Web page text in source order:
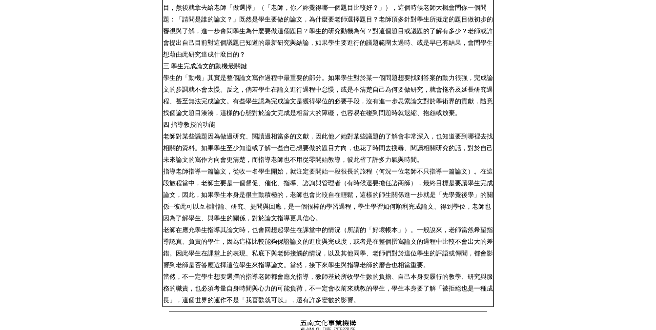
目，然後就拿去給老師「做選擇」（「老師，你／妳覺得哪一個題目比較好？」），這個時候老師大概會問你一個問
題：「請問是誰的論文？」既然是學生要做的論文，為什麼要老師選擇題目？老師頂多針對學生所擬定的題目做初步的
審視與了解，進一步會問學生為什麼要做這個題目？學生的研究動機為何？對這個題目或議題的了解有多少？老師或許
會提出自己目前對這個議題已知道的最新研究與結論，如果學生要進行的議題範圍太過時、或是早已有結果，會問學生
想藉由此研究達成什麼目的？
三 學生完成論文的動機最關鍵
學生的「動機」其實是整個論文寫作過程中最重要的部分。如果學生對於某一個問題想要找到答案的動力很強，完成論
文的步調就不會太慢。反之，倘若學生在論文進行過程中怠慢，或是不清楚自己為何要做研究，就會拖沓及延長研究過
程、甚至無法完成論文。有些學生認為完成論文是獲得學位的必要手段，沒有進一步思索論文對於學術界的貢獻，隨意
找個論文題目湊湊，這樣的心態對於論文完成是相當大的障礙，也容易在碰到問題時就退縮、抱怨或放棄。
四 指導教授的功能
老師對某些議題因為做過研究、閱讀過相當多的文獻，因此他／她對某些議題的了解會非常深入，也知道要到哪裡去找
相關的資料。如果學生至少知道或了解一些自己想要做的題目方向，也花了時間去搜尋、閱讀相關研究的話，對於自己
未來論文的寫作方向會更清楚，而指導老師也不用從零開始教導，彼此省了許多力氣與時間。
指導老師指導一篇論文，從收一名學生開始，就注定要開始一段很長的旅程（何況一位老師不只指導一篇論文）。在這
段旅程當中，老師主要是一個督促、催化、指導、諮詢與管理者（有時候還要擔任諮商師），最終目標是要讓學生完成
論文，因此，如果學生本身是很主動積極的，老師也會比較自在輕鬆，這樣的師生關係進一步就是「先學覺後學」的關
係─彼此可以互相討論、研究、提問與回應，是一個很棒的學習過程，學生學習如何順利完成論文、得到學位，老師也
因為了解學生、與學生的關係，對於論文指導更具信心。
老師在應允學生指導其論文時，也會回想起學生在課堂中的情況（所謂的「好壞帳本」）。一般說來，老師當然希望指
導認真、負責的學生，因為這樣比較能夠保證論文的進度與完成度，或者是在整個撰寫論文的過程中比較不會出大的差
錯。因此學生在課堂上的表現、私底下與老師接觸的情況，以及其他同學、老師們對於這位學生的評語或傳聞，都會影
響到老師是否答應選擇這位學生來指導論文。當然，接下來學生與指導老師的磨合也相當重要。
當然，不一定學生想要選擇的指導老師都會應允指導，教師基於所收學生數的負擔、自己本身要履行的教學、研究與服
務的職責，也必須考量自身時間與心力的可能負荷，不一定會收前來就教的學生，學生本身要了解「被拒絕也是一種成
長」，這個世界的運作不是「我喜歡就可以」，還有許多變數的影響。